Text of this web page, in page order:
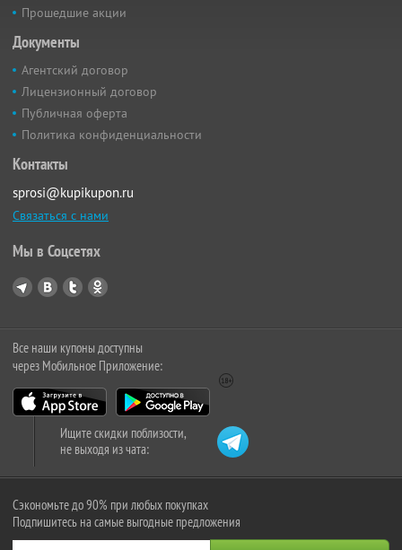
Прошедшие акции
Документы
Агентский договор
Лицензионный договор
Публичная оферта
Политика конфиденциальности
Контакты
sprosi@kupikupon.ru
Связаться с нами
Мы в Соцсетях
Все наши купоны доступны
через Мобильное Приложение:
Ищите скидки поблизости,
не выходя из чата:
Сэкономьте до 90% при любых покупках
Подпишитесь на самые выгодные предложения